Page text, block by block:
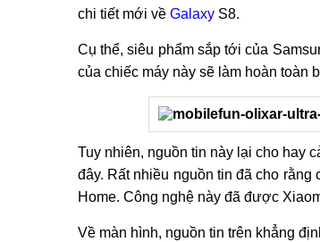
chi tiết mới về Galaxy S8.
Cụ thể, siêu phẩm sắp tới của
của chiếc máy này sẽ làm hoàn toàn
Tuy nhiên, nguồn tin này lại cho hay
đây. Rất nhiều nguồn tin đã cho rằng
Home. Công nghệ này đã được
Về màn hình, nguồn tin trên khẳng